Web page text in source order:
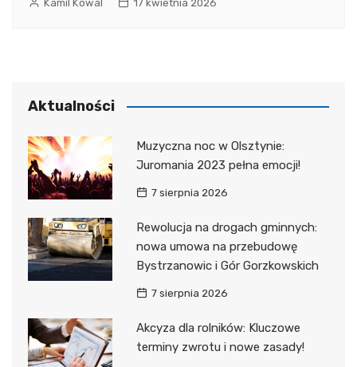
Kamil Kowal 17 kwietnia 2026
Aktualności
Muzyczna noc w Olsztynie:
Juromania 2023 pełna emocji!
7 sierpnia 2026
Rewolucja na drogach gminnych:
nowa umowa na przebudowę
Bystrzanowic i Gór Gorzkowskich
7 sierpnia 2026
Akcyza dla rolników: Kluczowe
terminy zwrotu i nowe zasady!